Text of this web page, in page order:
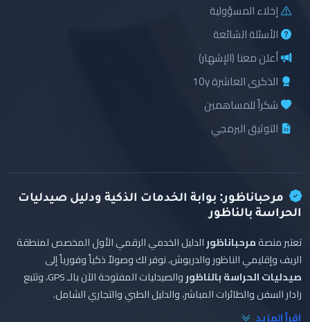
إخلاء المسؤولية
الأسئلة الشائعة
أعلن معنا (الإشهار)
الذكرى العاشرة 10y
شكراً للمساهمين
التوثيق البرمجي
مرحباناظور: بوابة الخدمات الذكية ودليل صيدليات
الحراسة بالناظور
تعتبر منصةمرحباناظورالدليل الخدمي الرقمي الأول المخصص لمنطقة
الريف وإقليمي الناظور والدريوش. نوفر لك وصولاً ذكياً وفورياً إلى
صيدليات الحراسة بالناظور
والصيدليات المفتوحة الآن بالـ GPS، وتتبع
رادار السفن والطائرات المباشر، والدليل الطبي والتجاري الشامل.
اقرأ المزيد